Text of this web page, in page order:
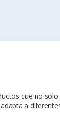
que no
a